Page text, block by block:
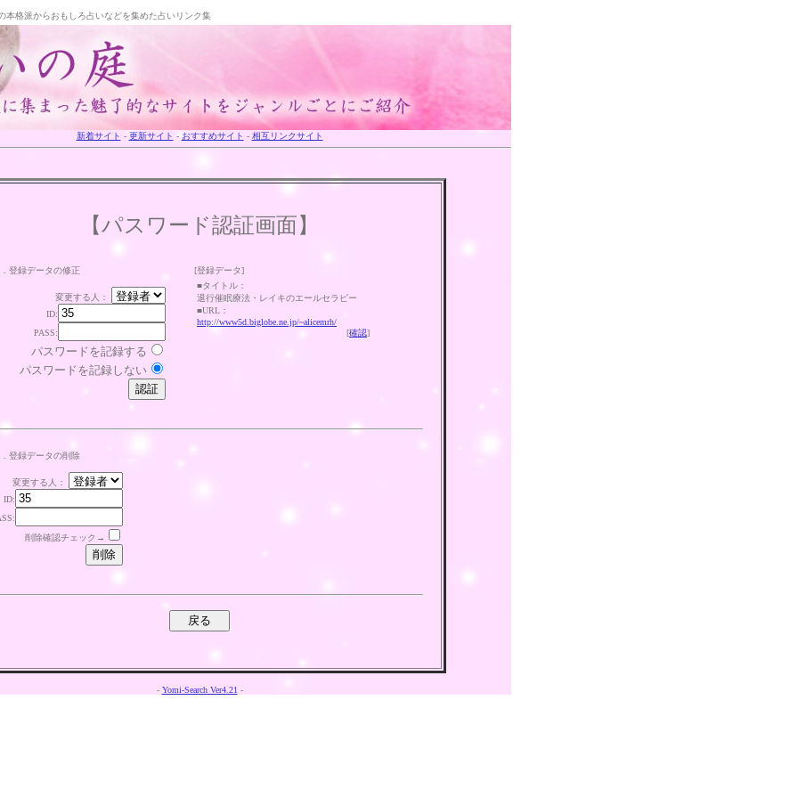
本格派からおもしろ占いなどを集めた占いリンク集
新着サイト - 更新サイト - おすすめサイト - 相互リンクサイト
【パスワード認証画面】
登録データの修正
変更する人：
ID:
PASS:
パスワードを記録する
パスワードを記録しない
[登録データ]
■タイトル：
退行催眠療法・レイキのエールセラピー
■URL：
http://www5d.biglobe.ne.jp/~alicemrh/
[確認]
登録データの削除
変更する人：
ID:
削除確認チェック→
- Yomi-Search Ver4.21 -